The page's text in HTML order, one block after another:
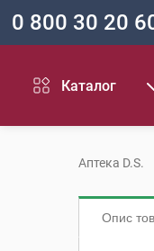
0 800 30 20
Каталог
Аптека D.S.
Опис